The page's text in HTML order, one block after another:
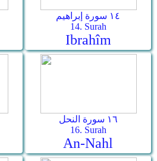
١٤ سورة إبراهيم
14. Surah
Ibrahîm
١٦ سورة النحل
16. Surah
An-Nahl